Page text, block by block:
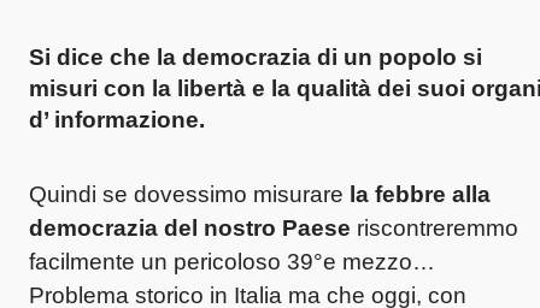
Si dice che la democrazia di un popolo si
misuri con la libertà e la qualità dei suoi
d’ informazione.
Quindi se dovessimo misurare la febbre alla
democrazia del nostro Paese riscontreremmo
facilmente un pericoloso 39°e mezzo…
Problema storico in Italia ma che oggi, con